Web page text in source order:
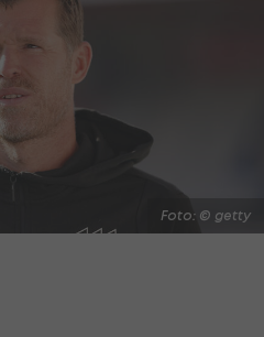
Foto: © getty